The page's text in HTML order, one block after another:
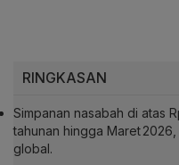
RINGKASAN
Simpanan nasabah di atas
tahunan hingga Maret
global.